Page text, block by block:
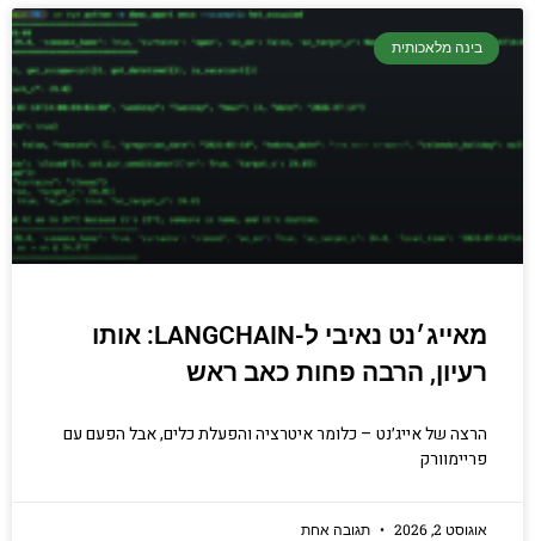
בינה מלאכותית
מאייג׳נט נאיבי ל-LANGCHAIN: אותו
רעיון, הרבה פחות כאב ראש
הרצה של אייג׳נט – כלומר איטרציה והפעלת כלים, אבל הפעם עם
פריימוורק
אוגוסט 2, 2026 תגובה אחת